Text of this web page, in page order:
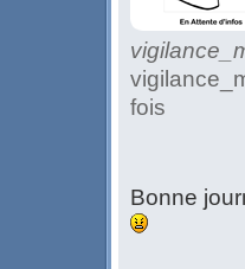
fois
Bonne